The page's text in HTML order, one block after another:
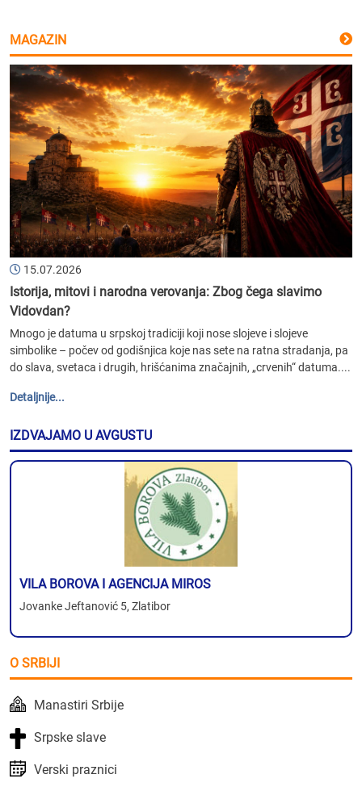
MAGAZIN
15.07.2026
Istorija, mitovi i narodna verovanja: Zbog čega slavimo
Vidovdan?
Mnogo je datuma u srpskoj tradiciji koji nose slojeve i slojeve
simbolike – počev od godišnjica koje nas sete na ratna stradanja, pa
do slava, svetaca i drugih, hrišćanima značajnih, „crvenih“ datuma....
Detaljnije...
IZDVAJAMO U AVGUSTU
VILA BOROVA I AGENCIJA MIROS
Jovanke Jeftanović 5, Zlatibor
O SRBIJI
Manastiri Srbije
Srpske slave
Verski praznici